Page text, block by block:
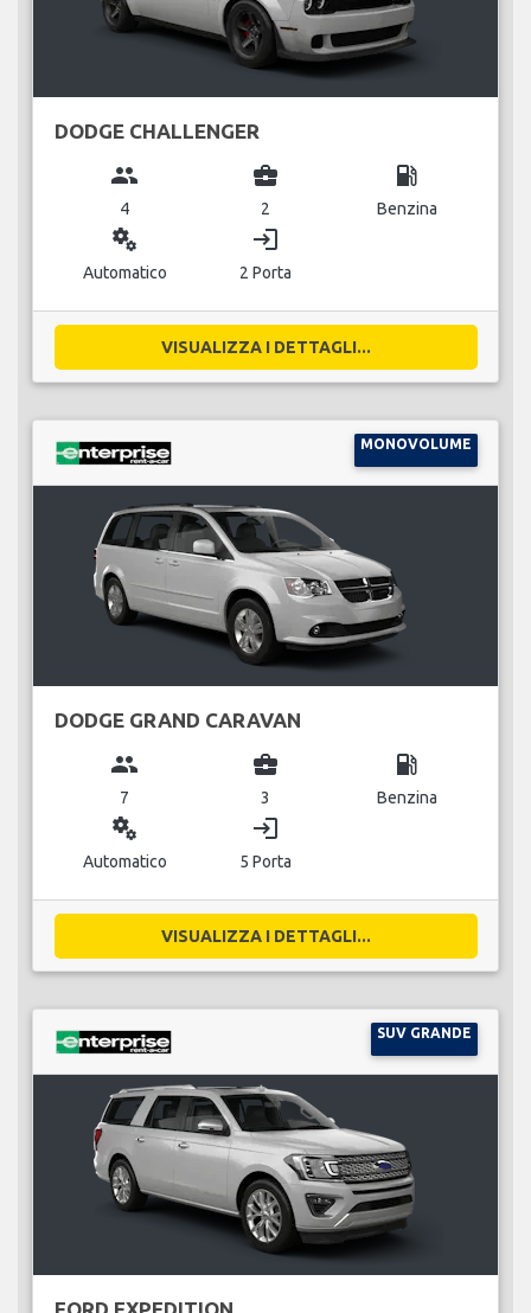
DODGE CHALLENGER
group
4
business_center
2
local_gas_station
Benzina
miscellaneous_services
Automatico
login
2 Porta
VISUALIZZA I DETTAGLI...
MONOVOLUME
DODGE GRAND CARAVAN
group
7
business_center
3
local_gas_station
Benzina
miscellaneous_services
Automatico
login
5 Porta
VISUALIZZA I DETTAGLI...
SUV GRANDE
FORD EXPEDITION